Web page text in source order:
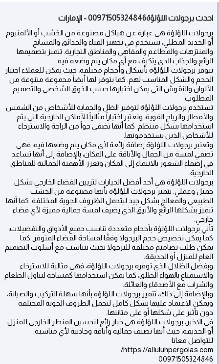
احدث برجولات اللؤلؤة00971505324846 - الإمارات
برجولات اللؤلؤة هي عبارة عن هياكل مصنوعة من الخشب أو الألمنيوم
أو الحديد المطلي، تستخدم في تجهيز الفناء والحدائق والمسابح
والمنتزهات والمطاعم والمقاهي والمناطق التجارية. تتميز بتصميمها
الرائع والجذاب الذي يتكيف مع أي مكان يتم وضعه فيه.
تتوفر برجولات اللؤلؤة بأشكال وأحجام مختلفة، حيث يمكن للعملاء اختيار
الحجم والشكل المناسب لهم. كما يتوفر لها أيضاً مجموعة متنوعة من
الألوان والنقوش التي يمكن اختيارها حسب الذوق الشخصي والتصميم
المطلوب.
تستخدم برجولات اللؤلؤة لتوفير الظل والحماية للأشخاص من الشمس
والأمطار والرياح القوية، وتعتبر اختياراً مثالياً للأماكن الخارجية التي يتم
استخدامها بشكل منتظم. كما أنها تضفي جواً من الراحة والاسترخاء
للأشخاص الذين يستخدمونها.
وتعتبر برجولات اللؤلؤة إضافة رائعة لأي مكان يتم وضعها فيه، فهي
تضفي لمسة من الجمال والأناقة على المكان، بالإضافة إلى أنها تساعد
في إضفاء الشعور بالانتماء إلى المكان وتعزز الأهمية الجمالية للمناطق
الخارجية.
برجولات اللؤلؤة هي أحد أفضل الخيارات لتزيين الفضاء الخارجي بشكل
جميل وعملي. تتميز برجولات اللؤلؤة بأنها مصنوعة من الخشب
الطبيعي والمعالج بشكل جيد ليتحمل الظروف الجوية المختلفة. كما أنها
تتميز بشكلها الرائع والأنيق الذي يضيف لمسة جمالية مميزة لأي فضاء
خارجي.
تأتي برجولات اللؤلؤة بأحجام متعددة تناسب جميع الأذواق والتفضيلات،
كما يمكن تخصيص حجم البرجولا وفقًا لمساحة الفضاء المتوفر. كما
يمكن طلب تصاميم مختلفة للبرجولا بحيث تتناسب مع أسلوب التصميم
العام للمنزل أو الحديقة.
وبفضل الظلال الذي توفره برجولات اللؤلؤة، فهي مثالية للاسترخاء
والاستمتاع بالهواء الطلق، كما يمكن استخدامها كمساحة لتناول الطعام
والشراب مع الأصدقاء والعائلة.
وبالإضافة إلى ذلك، تتميز برجولات اللؤلؤة بأنها سهلة التركيب والصيانة،
ويمكن الاعتماد عليها بشكل كامل لتحمل الظروف الجوية المختلفة
دون تأثير على شكلها أو على متانتها.
في الاخير، برجولات اللؤلؤة هي خيار رائع لتحسين المنظر الخارجي للمنزل
أو الحديقة، حيث أنها تضيف جمالية وأناقة وجاذبية لأي مناسبة.
للتواصل معانا
https://alluluhpergolas.com/
00971505324846